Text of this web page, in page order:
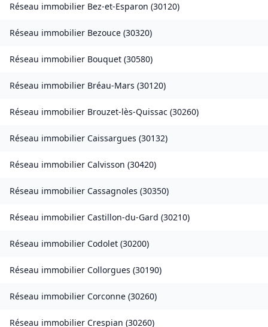
Réseau immobilier Bez-et-Esparon (30120)
Réseau immobilier Bezouce (30320)
Réseau immobilier Bouquet (30580)
Réseau immobilier Bréau-Mars (30120)
Réseau immobilier Brouzet-lès-Quissac (30260)
Réseau immobilier Caissargues (30132)
Réseau immobilier Calvisson (30420)
Réseau immobilier Cassagnoles (30350)
Réseau immobilier Castillon-du-Gard (30210)
Réseau immobilier Codolet (30200)
Réseau immobilier Collorgues (30190)
Réseau immobilier Corconne (30260)
Réseau immobilier Crespian (30260)